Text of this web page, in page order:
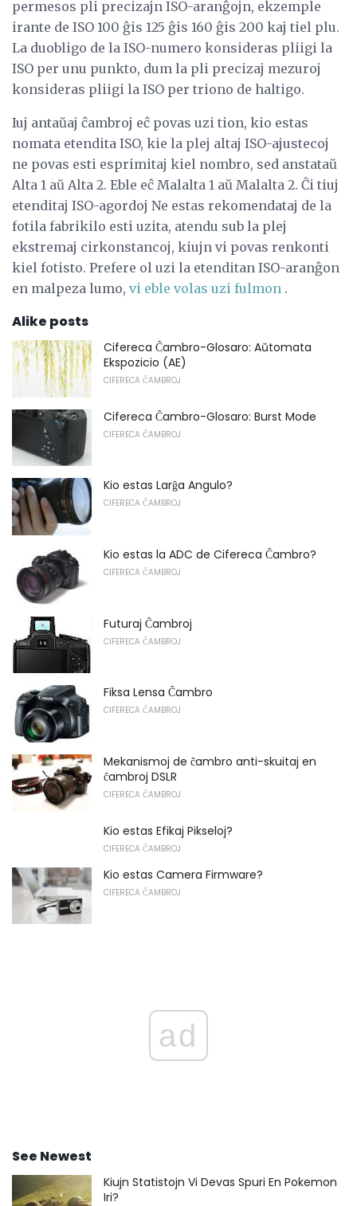
permesos pli precizajn ISO-aranĝojn, ekzemple
irante de ISO 100 ĝis 125 ĝis 160 ĝis 200 kaj tiel plu.
La duobligo de la ISO-numero konsideras pliigi la
ISO per unu punkto, dum la pli precizaj mezuroj
konsideras pliigi la ISO per triono de haltigo.
Iuj antaŭaj ĉambroj eĉ povas uzi tion, kio estas
nomata etendita ISO, kie la plej altaj ISO-ajustecoj
ne povas esti esprimitaj kiel nombro, sed anstataŭ
Alta 1 aŭ Alta 2. Eble eĉ Malalta 1 aŭ Malalta 2. Ĉi tiuj
etenditaj ISO-agordoj Ne estas rekomendataj de la
fotila fabrikilo esti uzita, atendu sub la plej
ekstremaj cirkonstancoj, kiujn vi povas renkonti
kiel fotisto. Prefere ol uzi la etenditan ISO-aranĝon
en malpeza lumo, vi eble volas uzi fulmon .
Alike posts
Cifereca Ĉambro-Glosaro: Aŭtomata
Ekspozicio (AE)
CIFERECA ĈAMBROJ
Cifereca Ĉambro-Glosaro: Burst Mode
CIFERECA ĈAMBROJ
Kio estas Larĝa Angulo?
CIFERECA ĈAMBROJ
Kio estas la ADC de Cifereca Ĉambro?
CIFERECA ĈAMBROJ
Futuraj Ĉambroj
CIFERECA ĈAMBROJ
Fiksa Lensa Ĉambro
CIFERECA ĈAMBROJ
Mekanismoj de ĉambro anti-skuitaj en
ĉambroj DSLR
CIFERECA ĈAMBROJ
Kio estas Efikaj Pikseloj?
CIFERECA ĈAMBROJ
Kio estas Camera Firmware?
CIFERECA ĈAMBROJ
ad
See Newest
Kiujn Statistojn Vi Devas Spuri En Pokemon
Iri?